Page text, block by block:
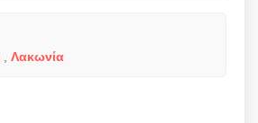
Λακωνία